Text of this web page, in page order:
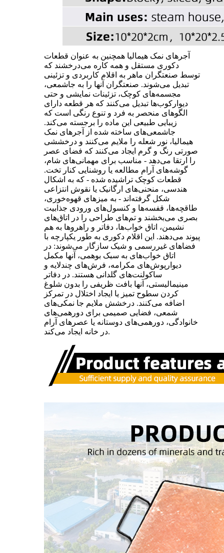
آجرهای نمک هیمالیا همچنین به عنوان قطعات
دکوری مستقل و همه کاره می‌درخشند که
توسط صنعتگران ماهر به اقلام کاربردی و تزئینی
تبدیل می‌شوند. صنعتگران آنها را به جاشمعی،
مجسمه‌های کوچک، تزئینات نمایشی و حتی
دیوارکوب‌ها تبدیل می‌کنند که هر قطعه دارای
الگوهای منحصر به فرد و تنوع رنگی است که
زیبایی طبیعی این ماده را برجسته می‌کند.
جاشمعی‌های ساخته شده از آجرهای نمک
هیمالیا، نور شعله را ملایم می‌کنند و درخششی
صورتی رنگ و گرم ایجاد می‌کنند که فضای عصر
را ارتقا می‌دهد - مناسب برای مهمانی‌های شام،
گوشه‌های آرام مطالعه یا روشنایی کنار تخت.
قطعات کوچک تراشیده شده - که به اشکال
هندسی، منحنی‌های ارگانیک یا نقوش انتزاعی
شکل گرفته‌اند - به میزهای قهوه‌خوری،
طاقچه‌ها، قفسه‌ها و کنسول‌های ورودی جذابیت
بصری می‌بخشند و تم‌های طراحی را در اتاق‌های
نشیمن، اتاق خواب‌ها، دفاتر و راهروها به هم
پیوند می‌دهند. این اقلام دکوری به طور یکپارچه با
فضاهای غیررسمی و شیک سازگار می‌شوند: در
اتاق خواب‌های به سبک بوهمی، آنها مکمل
دیوارپوش‌های مکرامه، فرش‌های چندلایه و
ساکولنت‌های گلدانی هستند. در دفاتر
مینیمالیستی، آنها بافت ظریفی را بدون شلوغ
کردن سطوح تمیز یا ایجاد اختلال در تمرکز
اضافه می‌کنند. درخشش ملایم جا نمکی‌های
شمعی، فضایی صمیمی برای دورهمی‌های
خانوادگی، دورهمی‌های دوستانه یا عصرهای آرام
در خانه ایجاد می‌کند.